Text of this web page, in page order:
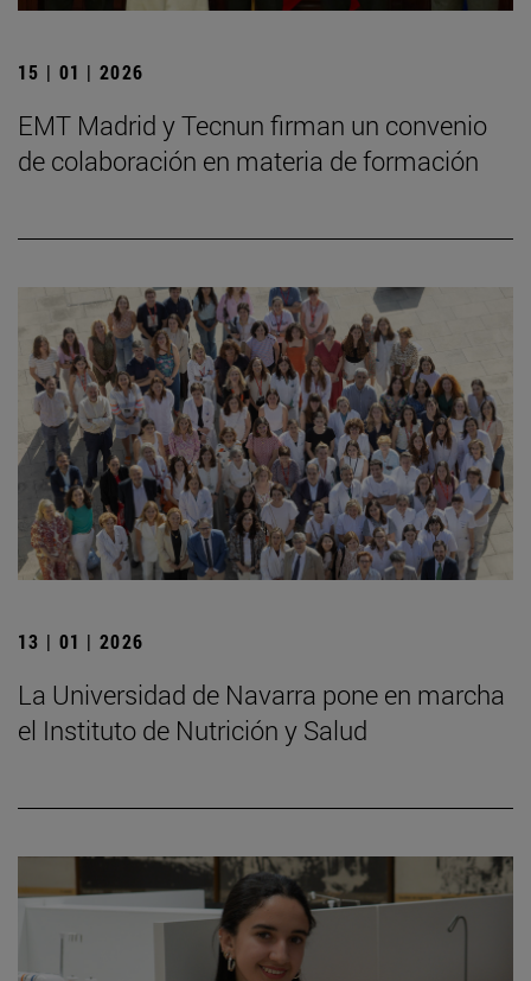
15 | 01 | 2026
EMT Madrid y Tecnun firman un convenio
de colaboración en materia de formación
13 | 01 | 2026
La Universidad de Navarra pone en marcha
el Instituto de Nutrición y Salud